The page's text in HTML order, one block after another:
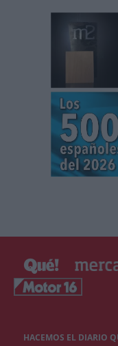
HACEMOS EL DIARIO